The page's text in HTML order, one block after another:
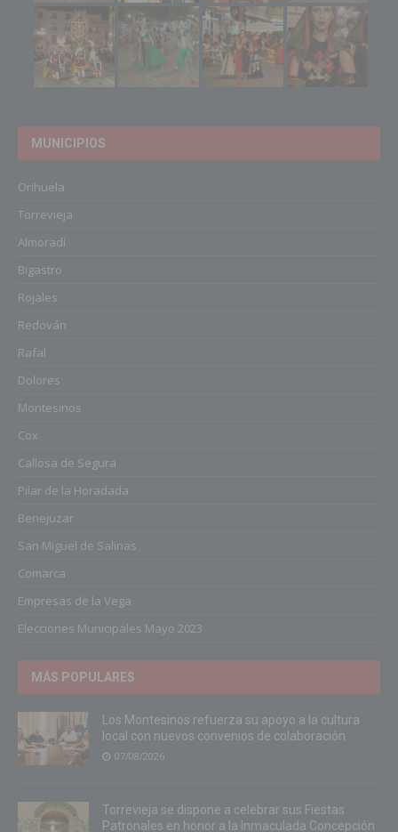
MUNICIPIOS
Orihuela
Torrevieja
Almoradí
Bigastro
Rojales
Redován
Rafal
Dolores
Montesinos
Cox
Callosa de Segura
Pilar de la Horadada
Benejuzar
San Miguel de Salinas
Comarca
Empresas de la Vega
Elecciones Municipales Mayo 2023
MÁS POPULARES
Los Montesinos refuerza su apoyo a la cultura
local con nuevos convenios de colaboración
07/08/2026
Torrevieja se dispone a celebrar sus Fiestas
Patronales en honor a la Inmaculada Concepción